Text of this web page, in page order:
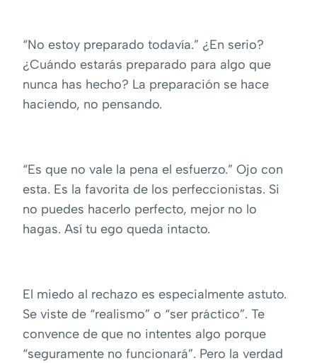
“No estoy preparado todavía.” ¿En serio?
¿Cuándo estarás preparado para algo que
nunca has hecho? La preparación se hace
haciendo, no pensando.
“Es que no vale la pena el esfuerzo.” Ojo con
esta. Es la favorita de los perfeccionistas. Si
no puedes hacerlo perfecto, mejor no lo
hagas. Así tu ego queda intacto.
El miedo al rechazo es especialmente astuto.
Se viste de “realismo” o “ser práctico”. Te
convence de que no intentes algo porque
“seguramente no funcionará”. Pero la verdad